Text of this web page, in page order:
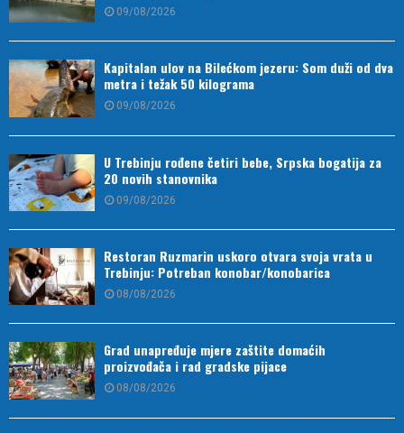
09/08/2026
Kapitalan ulov na Bilećkom jezeru: Som duži od dva
metra i težak 50 kilograma
09/08/2026
U Trebinju rođene četiri bebe, Srpska bogatija za
20 novih stanovnika
09/08/2026
Restoran Ruzmarin uskoro otvara svoja vrata u
Trebinju: Potreban konobar/konobarica
08/08/2026
Grad unapređuje mjere zaštite domaćih
proizvođača i rad gradske pijace
08/08/2026